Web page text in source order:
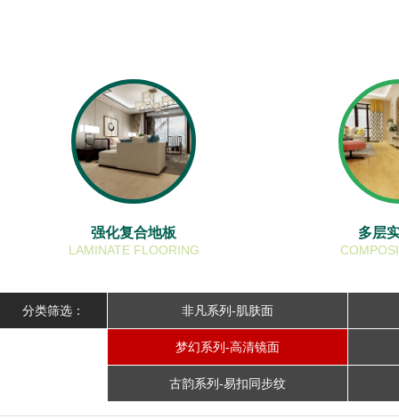
强化复合地板
LAMINATE FLOORING
多层
分类筛选： 非凡系列-肌肤面
梦幻系列-高清镜面
古韵系列-易扣同步纹